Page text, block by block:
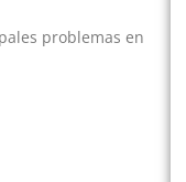
problemas en